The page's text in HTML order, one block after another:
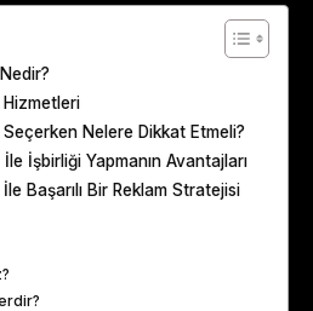
Hizmetleri
Seçerken Nelere Dikkat Etmeli?
İşbirliği Yapmanın Avantajları
Başarılı Bir Reklam Stratejisi